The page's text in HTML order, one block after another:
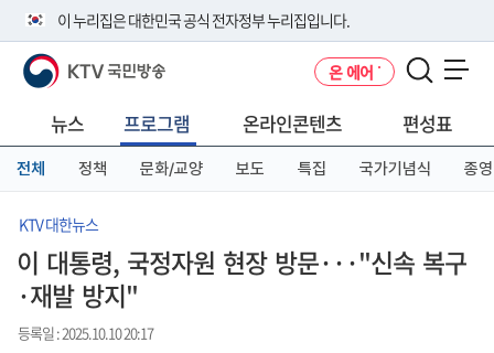
이 누리집은 대한민국 공식 전자정부 누리집입니다.
공식 누리집 주소 확인하기
니다.
이밖에 or.kr 또는 .kr등 다른 도메인 주소를 사용하고 있다면 아래 URL에
서 도메인 주소를 확인해 보세요
KTV 국민방송 온 에어
뉴스 프로그램 온라인콘텐츠 편성표
전체 정책 문화/교양 보도 특집 국가기념식 종영
KTV 대한뉴스
이 대통령, 국정자원 현장 방문···"신속 복구
·재발 방지"
등록일 : 2025.10.10 20:17